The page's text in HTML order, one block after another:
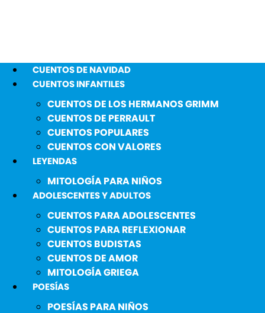
CUENTOS DE NAVIDAD
CUENTOS INFANTILES
CUENTOS DE LOS HERMANOS GRIMM
CUENTOS DE PERRAULT
CUENTOS POPULARES
CUENTOS CON VALORES
LEYENDAS
MITOLOGÍA PARA NIÑOS
ADOLESCENTES Y ADULTOS
CUENTOS PARA ADOLESCENTES
CUENTOS PARA REFLEXIONAR
CUENTOS BUDISTAS
CUENTOS DE AMOR
MITOLOGÍA GRIEGA
POESÍAS
POESÍAS PARA NIÑOS